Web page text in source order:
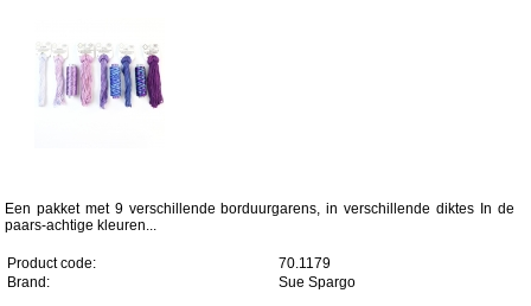
Een pakket met 9 verschillende borduurgarens, in verschillende diktes In de
paars-achtige kleuren...
Product code:
70.1179
Brand:
Sue Spargo